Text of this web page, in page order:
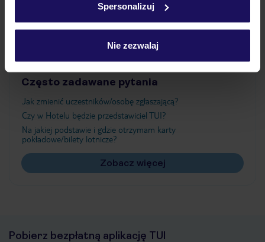
Spersonalizuj
Nie zezwalaj
Ważne informacje
Często zadawane pytania
Jak zmienić uczestników/osobę zgłaszającą?
Czy w Hotelu będzie przedstawiciel TUI?
Na jakiej podstawie i gdzie otrzymam karty
pokładowe/bilety lotnicze?
Zobacz więcej
Pobierz bezpłatną aplikację TUI